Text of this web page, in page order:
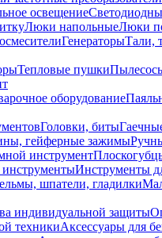
освещение
Люки напольныеЛюки
ГенераторыТали,
Тепловые пушки
оборудование
Головки, биты
гейферные зажимы
инструмент
Инструменты
шпатели, гладилки
индивидуальной защиты
техникиАксессуары для